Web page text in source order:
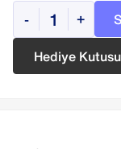
- +
Hediye